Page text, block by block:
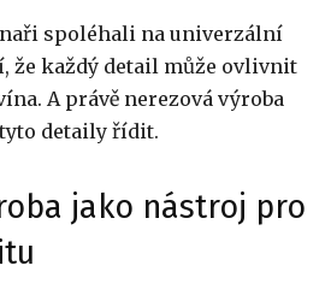
spoléhali na univerzální
že každý detail může ovlivnit
A právě nerezová výroba
detaily řídit.
jako nástroj pro